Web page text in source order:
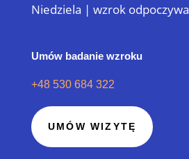
Niedziela | wzrok odpoczywa
Umów badanie wzroku
+48 530 684 322
UMÓW WIZYTĘ